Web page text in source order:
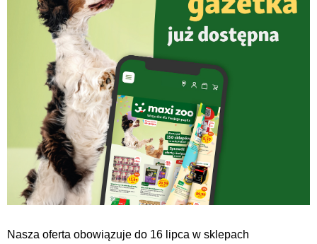
Nasza oferta obowiązuje do 16 lipca w sklepach